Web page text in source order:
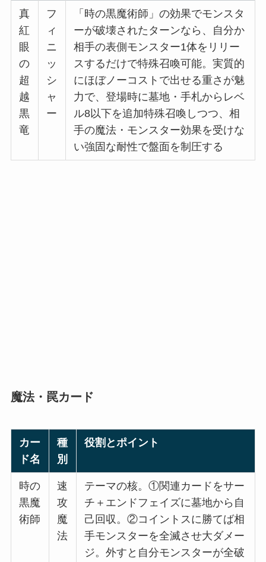
真
紅
眼
の
超
越
黒
竜
フ
ィ
ニ
ッ
シ
ャ
ー
「時の黒魔術師」の効果でモンスタ
ーが破壊されたターンなら、自分か
相手の表側モンスター1体をリリー
スするだけで特殊召喚可能。実質的
にほぼノーコストで出せる重さが魅
力で、登場時に墓地・手札からレベ
ル8以下を追加特殊召喚しつつ、相
手の魔法・モンスター効果を受けな
い強固な耐性で盤面を制圧する
魔法・罠カード
カー
ド名
種
別
役割とポイント
時の
黒魔
術師
速
攻
魔
法
テーマの核。①関連カードをサー
チ＋エンドフェイズに墓地から自
己回収。②コイントスに勝てば相
手モンスターを全滅させ大ダメー
ジ。外すと自分モンスターが全破